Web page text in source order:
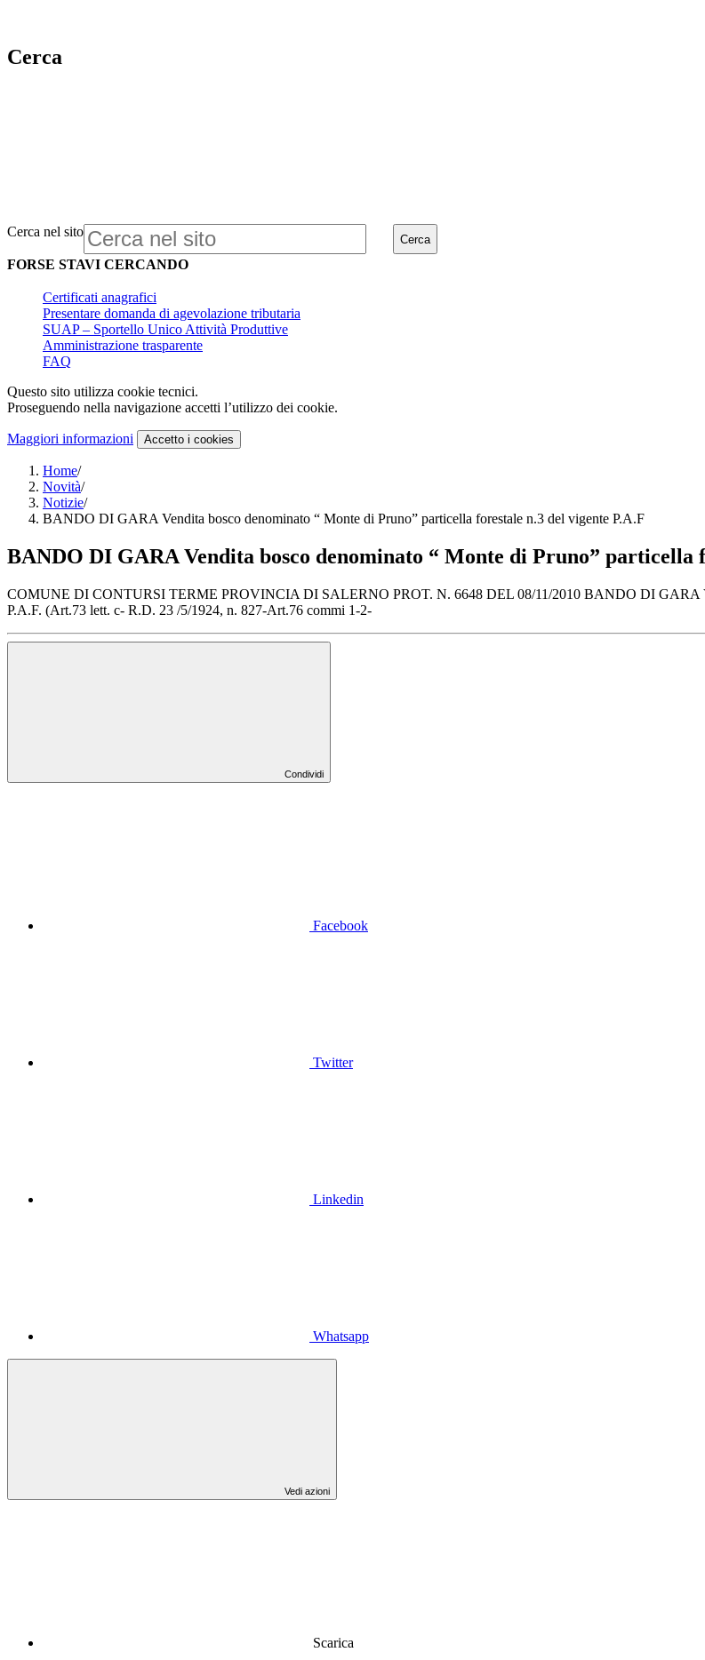
Cerca
Cerca nel sito Cerca
FORSE STAVI CERCANDO
Certificati anagrafici
Presentare domanda di agevolazione tributaria
SUAP – Sportello Unico Attività Produttive
Amministrazione trasparente
FAQ
Questo sito utilizza cookie tecnici.
Proseguendo nella navigazione accetti l’utilizzo dei cookie.
Maggiori informazioni Accetto i cookies
Home/
Novità/
Notizie/
BANDO DI GARA Vendita bosco denominato “ Monte di Pruno” particella forestale n.3 del vigente P.A.F
BANDO DI GARA Vendita bosco denominato “ Monte di Pruno” particella
COMUNE DI CONTURSI TERME PROVINCIA DI SALERNO PROT. N. 6648 DEL 08/11/2010 BANDO DI GARA
P.A.F. (Art.73 lett. c- R.D. 23 /5/1924, n. 827-Art.76 commi 1-2-
Condividi
Facebook
Twitter
Linkedin
Whatsapp
Vedi azioni
Scarica